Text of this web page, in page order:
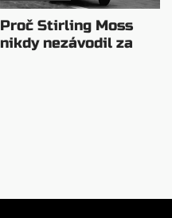
Proč Stirling Moss
nikdy nezávodil za